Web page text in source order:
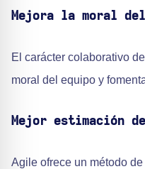
Mejora la moral
El carácter colaborativo
moral del equipo y
Mejor estimación
Agile ofrece un método